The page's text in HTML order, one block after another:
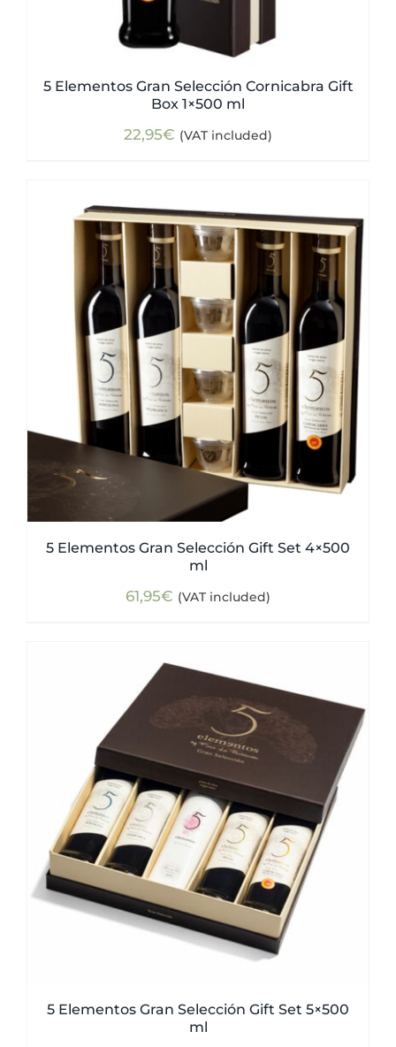
5 Elementos Gran Selección Cornicabra Gift
Box 1×500 ml
22,95€ (VAT included)
5 Elementos Gran Selección Gift Set 4×500
ml
61,95€ (VAT included)
5 Elementos Gran Selección Gift Set 5×500
ml